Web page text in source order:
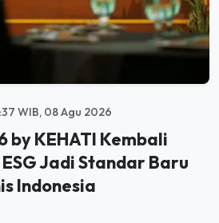
WIB, 08 Agu 2026
KEHATI Kembali
Jadi Standar Baru
Indonesia